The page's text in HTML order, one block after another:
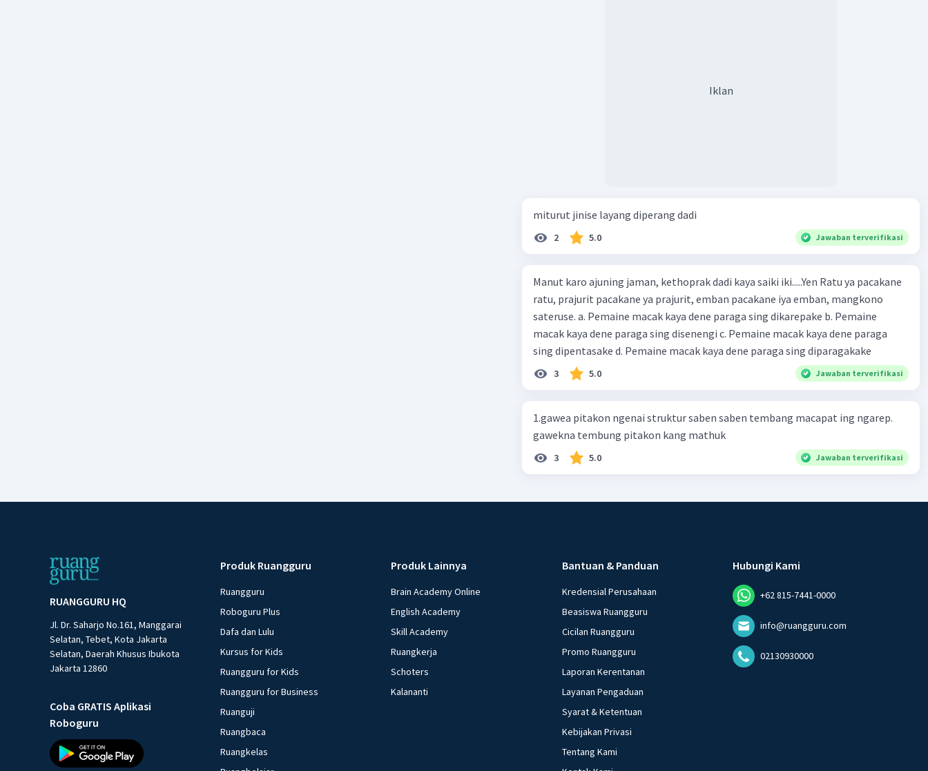
Iklan
miturut jinise layang diperang dadi
2 5.0 Jawaban terverifikasi
Manut karo ajuning jaman, kethoprak dadi kaya saiki iki.....Yen Ratu ya pacakane
ratu, prajurit pacakane ya prajurit, emban pacakane iya emban, mangkono
sateruse. a. Pemaine macak kaya dene paraga sing dikarepake b. Pemaine
macak kaya dene paraga sing disenengi c. Pemaine macak kaya dene paraga
sing dipentasake d. Pemaine macak kaya dene paraga sing diparagakake
3 5.0 Jawaban terverifikasi
1.gawea pitakon ngenai struktur saben saben tembang macapat ing ngarep.
gawekna tembung pitakon kang mathuk
3 5.0 Jawaban terverifikasi
RUANGGURU HQ
Jl. Dr. Saharjo No.161, Manggarai
Selatan, Tebet, Kota Jakarta
Selatan, Daerah Khusus Ibukota
Jakarta 12860
Coba GRATIS Aplikasi
Roboguru
Produk Ruangguru
Ruangguru
Roboguru Plus
Dafa dan Lulu
Kursus for Kids
Ruangguru for Kids
Ruangguru for Business
Ruanguji
Ruangbaca
Ruangkelas
Produk Lainnya
Brain Academy Online
English Academy
Skill Academy
Ruangkerja
Schoters
Kalananti
Bantuan & Panduan
Kredensial Perusahaan
Beasiswa Ruangguru
Cicilan Ruangguru
Promo Ruangguru
Laporan Kerentanan
Layanan Pengaduan
Syarat & Ketentuan
Kebijakan Privasi
Tentang Kami
Hubungi Kami
+62 815-7441-0000
info@ruangguru.com
02130930000